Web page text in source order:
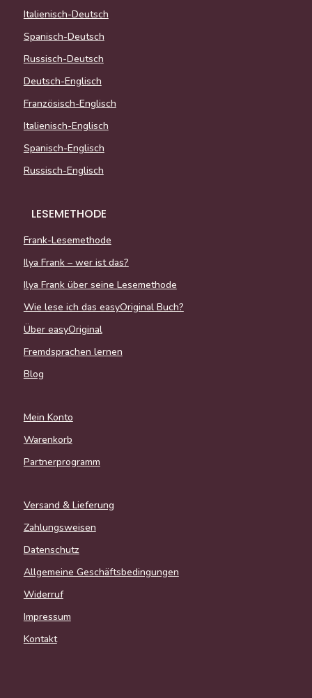
Italienisch-Deutsch
Spanisch-Deutsch
Russisch-Deutsch
Deutsch-Englisch
Französisch-Englisch
Italienisch-Englisch
Spanisch-Englisch
Russisch-Englisch
LESEMETHODE
Frank-Lesemethode
Ilya Frank – wer ist das?
Ilya Frank über seine Lesemethode
Wie lese ich das easyOriginal Buch?
Über easyOriginal
Fremdsprachen lernen
Blog
Mein Konto
Warenkorb
Partnerprogramm
Versand & Lieferung
Zahlungsweisen
Datenschutz
Allgemeine Geschäftsbedingungen
Widerruf
Impressum
Kontakt